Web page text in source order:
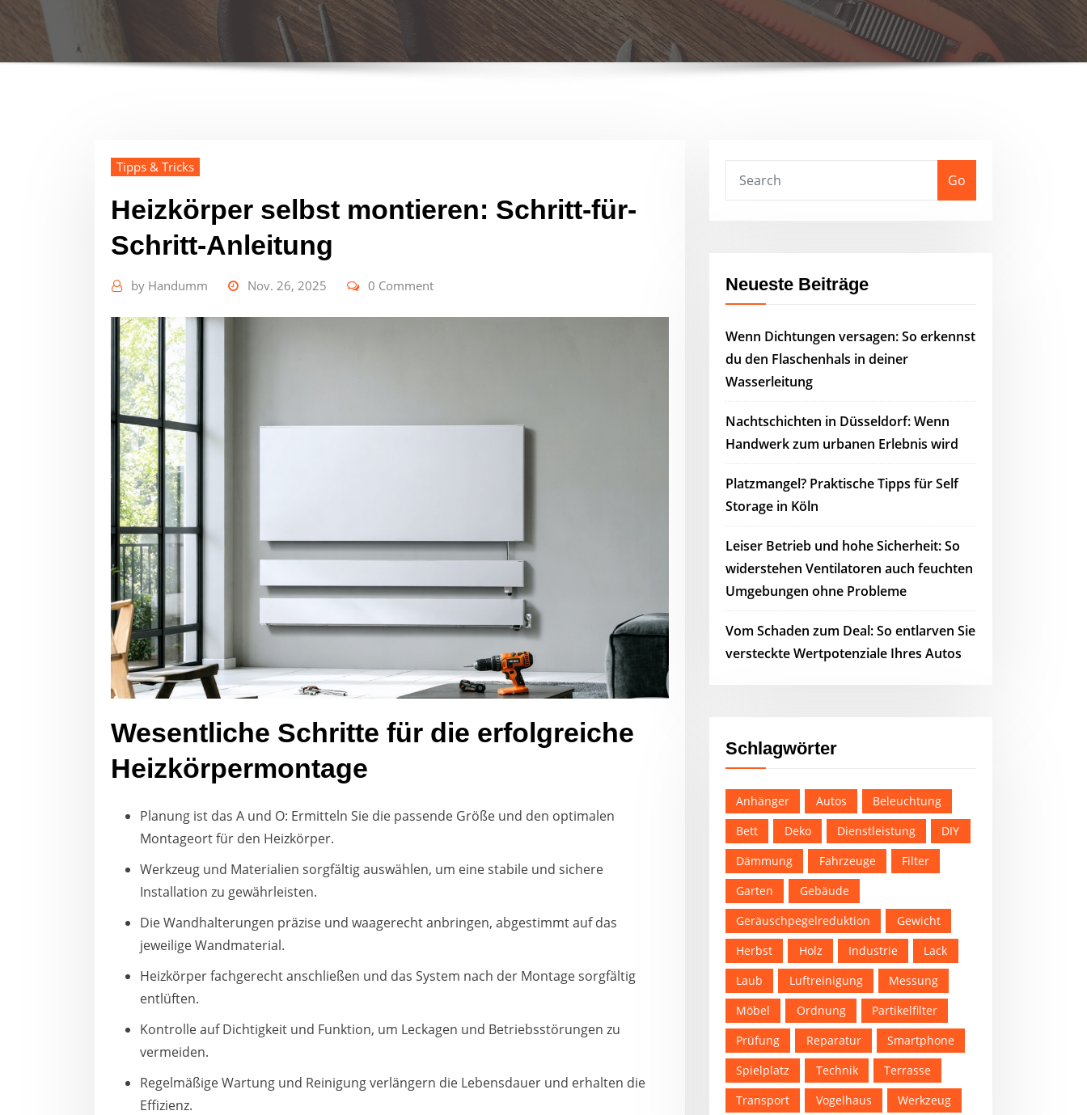
Tipps & Tricks
Heizkörper selbst montieren: Schritt-für-
Schritt-Anleitung
by Handumm Nov. 26, 2025 0 Comment
Wesentliche Schritte für die erfolgreiche
Heizkörpermontage
Planung ist das A und O: Ermitteln Sie die passende Größe und den optimalen
Montageort für den Heizkörper.
Werkzeug und Materialien sorgfältig auswählen, um eine stabile und sichere
Installation zu gewährleisten.
Die Wandhalterungen präzise und waagerecht anbringen, abgestimmt auf das
jeweilige Wandmaterial.
Heizkörper fachgerecht anschließen und das System nach der Montage sorgfältig
entlüften.
Kontrolle auf Dichtigkeit und Funktion, um Leckagen und Betriebsstörungen zu
vermeiden.
Regelmäßige Wartung und Reinigung verlängern die Lebensdauer und erhalten die
Effizienz.
Go
Neueste Beiträge
Wenn Dichtungen versagen: So erkennst
du den Flaschenhals in deiner
Wasserleitung
Nachtschichten in Düsseldorf: Wenn
Handwerk zum urbanen Erlebnis wird
Platzmangel? Praktische Tipps für Self
Storage in Köln
Leiser Betrieb und hohe Sicherheit: So
widerstehen Ventilatoren auch feuchten
Umgebungen ohne Probleme
Vom Schaden zum Deal: So entlarven Sie
versteckte Wertpotenziale Ihres Autos
Schlagwörter
Anhänger Autos
Beleuchtung
Bett
Deko Dienstleistung
DIY
Dämmung
Fahrzeuge
Filter
Garten
Gebäude
Geräuschpegelreduktion
Gewicht
Herbst
Holz Industrie
Lack
Laub
Luftreinigung
Messung
Möbel
Ordnung
Partikelfilter
Prüfung
Reparatur
Smartphone
Spielplatz
Technik
Terrasse
Transport
Vogelhaus
Werkzeug